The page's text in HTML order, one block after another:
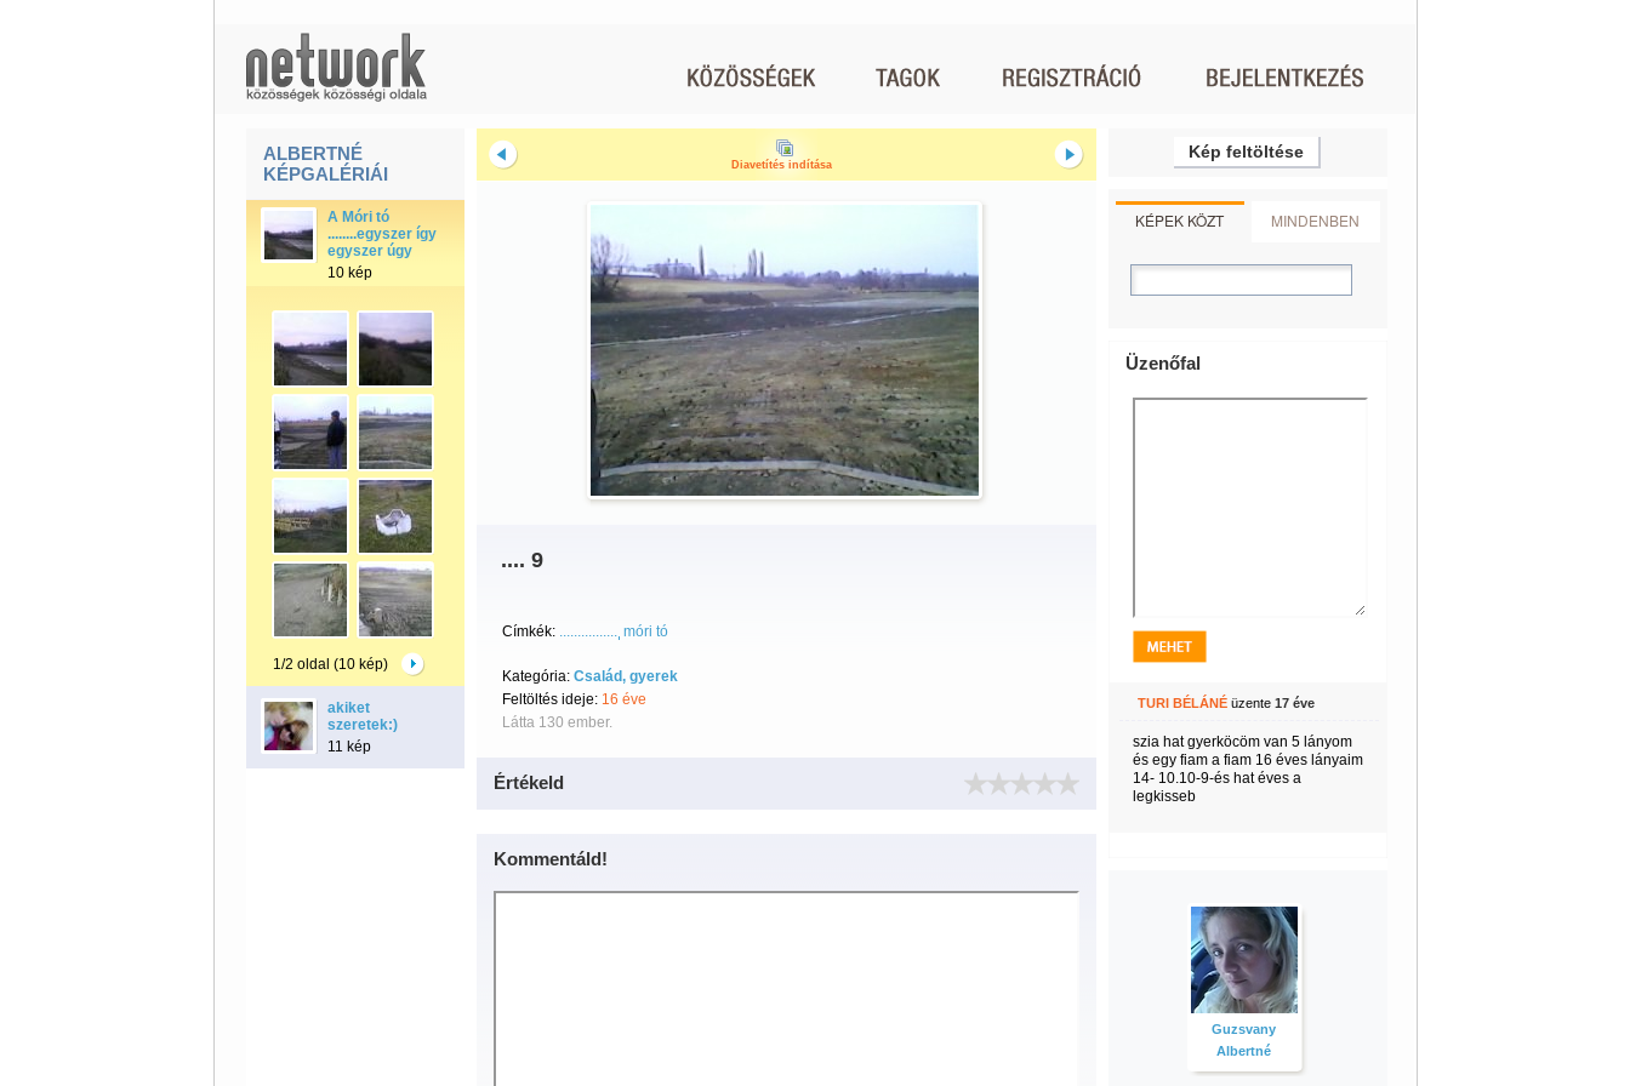
ALBERTNÉ
KÉPGALÉRIÁI
A Móri tó
........egyszer így
egyszer úgy
10 kép
1/2 oldal (10 kép)
akiket
szeretek:)
11 kép
Diavetítés indítása
.... 9
Címkék: ................ móri tó
Kategória: Család, gyerek
Feltöltés ideje: 16 éve
Látta 130 ember.
Értékeld
Kommentáld!
Kép feltöltése
KÉPEK KÖZT MINDENBEN
Üzenőfal
TURI BÉLÁNÉüzente 17 éve
szia hat gyerköcöm van 5 lányom
és egy fiam a fiam 16 éves lányaim
14- 10.10-9-és hat éves a
legkisseb
Guzsvany
Albertné